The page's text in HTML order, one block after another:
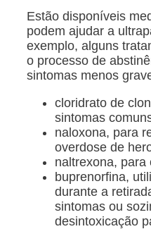
Estão disponíveis
podem ajudar a
exemplo, alguns
o processo de
sintomas menos
cloridrato de
sintomas
naloxona, para
overdose de
naltrexona,
buprenorfina,
durante a
sintomas ou
desintoxicação